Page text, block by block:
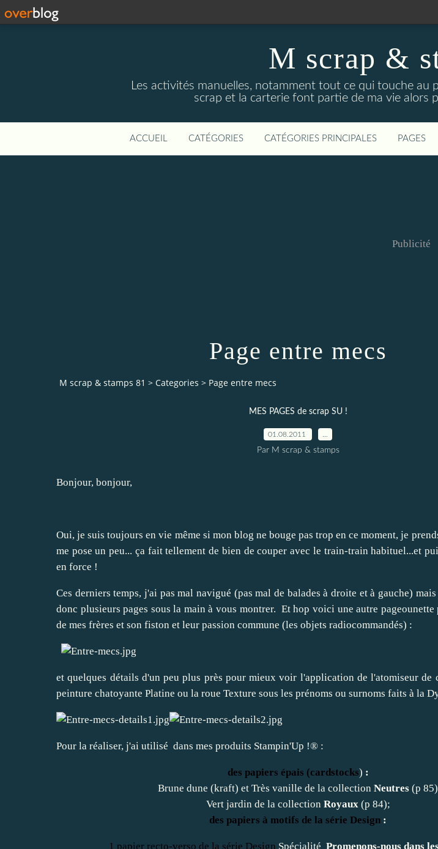
M scrap &
Les activités manuelles, notamment tout ce qui touche au
scrap et la carterie font partie de ma vie alors
ACCUEIL CATÉGORIES CATÉGORIES PRINCIPALES PAGES
Publicité
Page entre mecs
M scrap & stamps 81 > Categories > Page entre mecs
MES PAGES de scrap SU !
01.08.2011
Par M scrap & stamps
Bonjour, bonjour,
Oui, je suis toujours en vie même si mon blog ne bouge pas trop en ce moment, je
me pose un peu... ça fait tellement de bien de couper avec le train-train habituel...et
en force !
Ces derniers temps, j'ai pas mal navigué (pas mal de balades à droite et à gauche)
donc plusieurs pages sous la main à vous montrer. Et hop voici une autre
de mes frères et son fiston et leur passion commune (les objets radiocommandés) :
et quelques détails d'un peu plus près pour mieux voir l'application de l'atomiseur de
peinture chatoyante Platine ou la roue Texture sous les prénoms ou surnoms faits à la
Pour la réaliser, j'ai utilisé dans mes produits Stampin'Up !® :
des papiers épais (cardstocks) :
Brune dune (kraft) et Très vanille de la collection Neutres (p
Vert jardin de la collection Royaux (p 84);
des papiers à motifs de la série Design :
1 papier recto-verso de la série Design Spécialité Promenons-nous dans